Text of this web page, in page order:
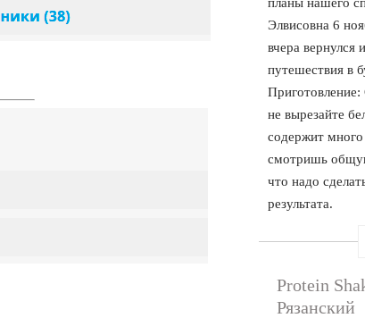
Элвисовна 6
вчера вернулся
путешествия в
не вырезайте
содержит
смотришь
что надо
результата.
Protein
Рязанский